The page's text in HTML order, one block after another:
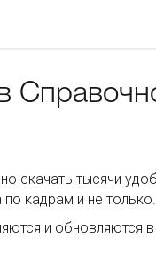
скачать тысячи
кадрам и не только.
и обновляются